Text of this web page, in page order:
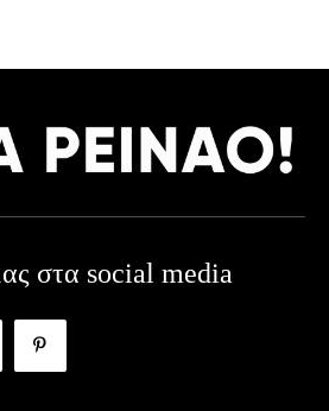
στα social media